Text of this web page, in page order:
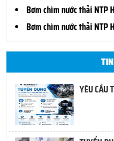
Bơm chìm nước thải NTP
Bơm chìm nước thải NTP
YÊU CẦU